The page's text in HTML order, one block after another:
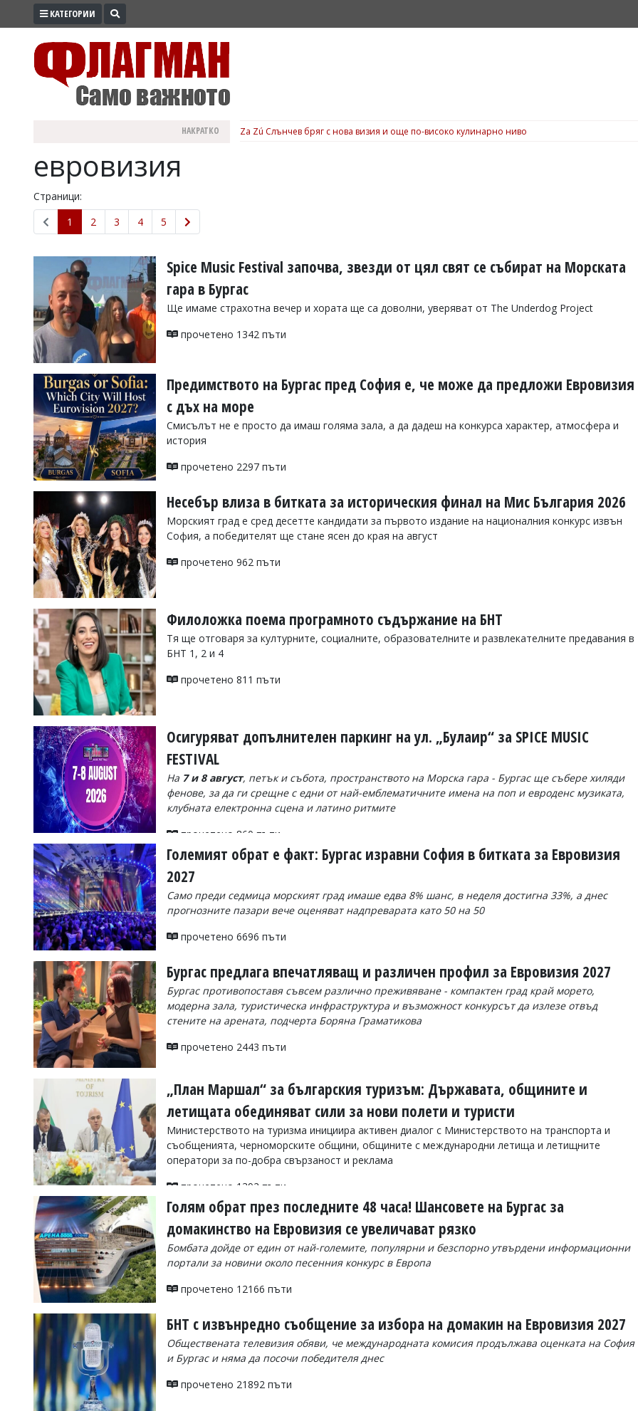
ПРОМО
ЗДРАВЕ
ПОЛИТИКА
ОБЩИНИ
ОБЩЕСТВО
ЛАЙФСТАЙЛ
УКРАЙНА
СПОРТ
РАЗСЛЕДВАНЕ
Управители:
Веселин
Василев,
v.vasilev@flagman.bg
Касабова,
k.kassabova@flagman.bg
Главен
редактор:
Колев,
office@flagman.bg
Коментарите
статиите
въвеждат
читателите
редакцията
отговорност
откриете
обиден
коментар,
сигнализирайте
КАТЕГОРИИ
НАКРАТКО Za Zú Слънчев бряг с нова визия и още по-високо кулинарно ниво
евровизия
Страници:
1
2 3 4 5
Spice Music Festival започва, звезди от цял свят се събират на Морската
гара в Бургас
Ще имаме страхотна вечер и хората ще са доволни, уверяват от The Underdog Project
прочетено 1342 пъти
Предимството на Бургас пред София е, че може да предложи Евровизия
с дъх на море
Смисълът не е просто да имаш голяма зала, а да дадеш на конкурса характер, атмосфера и
история
прочетено 2297 пъти
Несебър влиза в битката за историческия финал на Мис България 2026
Морският град е сред десетте кандидати за първото издание на националния конкурс извън
София, а победителят ще стане ясен до края на август
прочетено 962 пъти
Филоложка поема програмното съдържание на БНТ
Тя ще отговаря за културните, социалните, образователните и развлекателните предавания в
БНТ 1, 2 и 4
прочетено 811 пъти
Осигуряват допълнителен паркинг на ул. „Булаир“ за SPICE MUSIC
FESTIVAL
На 7 и 8 август, петък и събота, пространството на Морска гара - Бургас ще събере хиляди
фенове, за да ги срещне с едни от най-емблематичните имена на поп и евроденс музиката,
клубната електронна сцена и латино ритмите
прочетено 860 пъти
Големият обрат е факт: Бургас изравни София в битката за Евровизия
2027
Само преди седмица морският град имаше едва 8% шанс, в неделя достигна 33%, а днес
прогнозните пазари вече оценяват надпреварата като 50 на 50
прочетено 6696 пъти
Бургас предлага впечатляващ и различен профил за Евровизия 2027
Бургас противопоставя съвсем различно преживяване - компактен град край морето,
модерна зала, туристическа инфраструктура и възможност конкурсът да излезе отвъд
стените на арената, подчерта Боряна Граматикова
прочетено 2443 пъти
„План Маршал“ за българския туризъм: Държавата, общините и
летищата обединяват сили за нови полети и туристи
Министерството на туризма инициира активен диалог с Министерството на транспорта и
съобщенията, черноморските общини, общините с международни летища и летищните
оператори за по-добра свързаност и реклама
прочетено 1392 пъти
Голям обрат през последните 48 часа! Шансовете на Бургас за
домакинство на Eвровизия се увеличават рязко
Бомбата дойде от един от най-големите, популярни и безспорно утвърдени информационни
портали за новини около песенния конкурс в Европа
прочетено 12166 пъти
БНТ с извънредно съобщение за избора на домакин на Евровизия 2027
Обществената телевизия обяви, че международната комисия продължава оценката на София
и Бургас и няма да посочи победителя днес
прочетено 21892 пъти